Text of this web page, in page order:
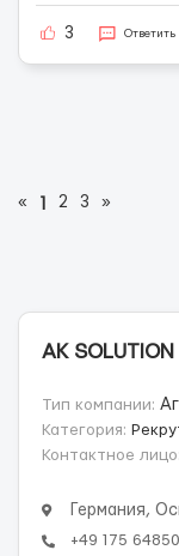
3 Ответить
« 2 3 »
AK
Тип компании:
Категория:
Контактное лицо:
Германия,
+49 175